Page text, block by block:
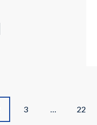
3 … 22